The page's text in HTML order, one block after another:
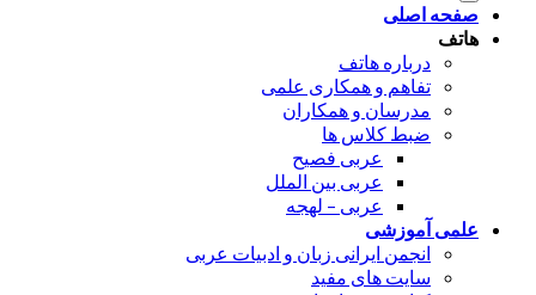
صفحه اصلی
هاتف
درباره هاتف
تفاهم و همکاری علمی
مدرسان و همکاران
ضبط کلاس ها
عربی فصیح
عربی بین الملل
عربی – لهجه
علمی آموزشی
انجمن ایرانی زبان و ادبیات عربی
سایت های مفید